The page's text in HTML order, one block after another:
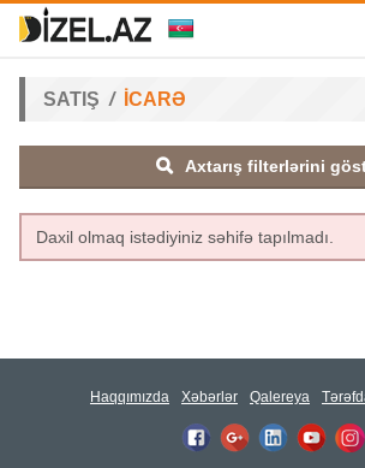
SATIŞ İCARƏ
Axtarış filterlərini
Daxil olmaq istədiyiniz səhifə tapılmadı.
Haqqımızda Xəbərlər Qalereya